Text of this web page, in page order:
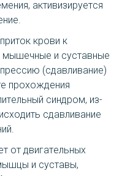
активизируется
крови к
и суставные
(сдавливание)
прохождения
синдром, из-
сдавливание
от двигательных
и суставы,